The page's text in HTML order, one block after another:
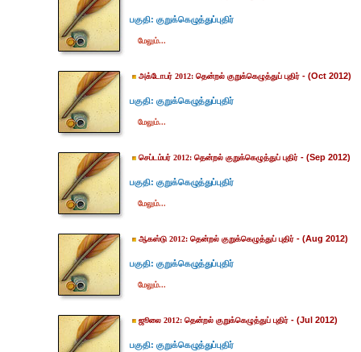
பகுதி: குறுக்கெழுத்துப்புதிர்
மேலும்...
அக்டோபர் 2012: தென்றல் குறுக்கெழுத்துப் புதிர் - (Oct 2012)
பகுதி: குறுக்கெழுத்துப்புதிர்
மேலும்...
செப்டம்பர் 2012: தென்றல் குறுக்கெழுத்துப் புதிர் - (Sep 2012)
பகுதி: குறுக்கெழுத்துப்புதிர்
மேலும்...
ஆகஸ்டு 2012: தென்றல் குறுக்கெழுத்துப் புதிர் - (Aug 2012)
பகுதி: குறுக்கெழுத்துப்புதிர்
மேலும்...
ஜூலை 2012: தென்றல் குறுக்கெழுத்துப் புதிர் - (Jul 2012)
பகுதி: குறுக்கெழுத்துப்புதிர்